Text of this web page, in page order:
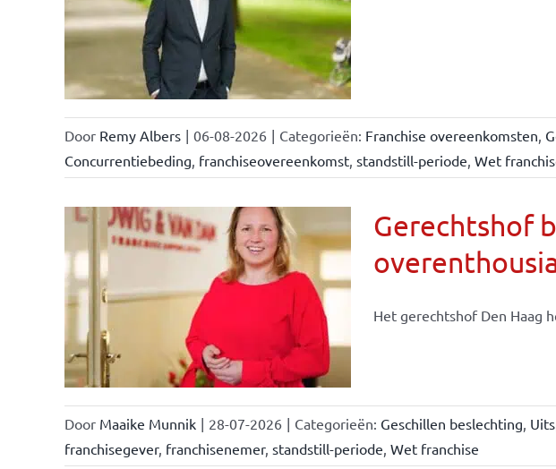
Door Remy Albers | 06-08-2026 | Categorieën: Franchise overeenkomsten,
Concurrentiebeding, franchiseovereenkomst, standstill-periode, Wet
Gerechtshof
Het gerechtshof Den Haag
Door Maaike Munnik | 28-07-2026 | Categorieën: Geschillen beslechting,
franchisegever, franchisenemer, standstill-periode, Wet franchise